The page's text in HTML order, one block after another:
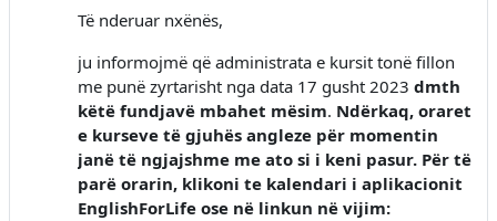
Të nderuar nxënës,
ju informojmë që administrata e kursit tonë fillon
me punë zyrtarisht nga data 17 gusht 2023 dmth
këtë fundjavë mbahet mësim. Ndërkaq, oraret
e kurseve të gjuhës angleze për momentin
janë të ngjajshme me ato si i keni pasur. Për të
parë orarin, klikoni te kalendari i aplikacionit
EnglishForLife ose në linkun në vijim: